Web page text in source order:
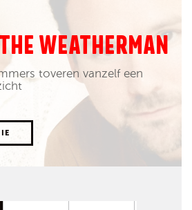
WEATHERMAN
toveren vanzelf een